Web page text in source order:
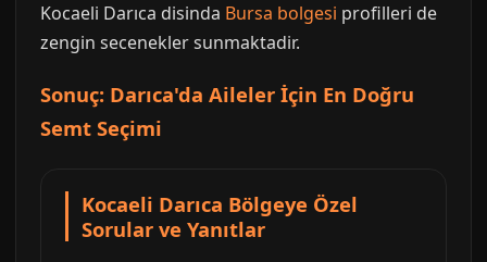
Kocaeli Darıca disinda Bursa bolgesi profilleri de
zengin secenekler sunmaktadir.
Sonuç: Darıca'da Aileler İçin En Doğru
Semt Seçimi
Kocaeli Darıca Bölgeye Özel
Sorular ve Yanıtlar